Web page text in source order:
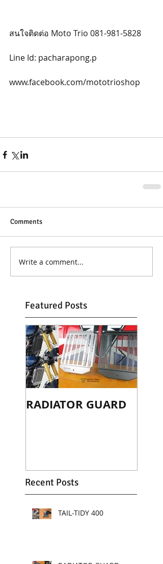
สนใจติดต่อ Moto Trio 081-981-5828
Line Id: pacharapong.p
www.facebook.com/mototrioshop
Comments
Write a comment...
Featured Posts
RADIATOR GUARD
Recent Posts
TAIL-TIDY 400